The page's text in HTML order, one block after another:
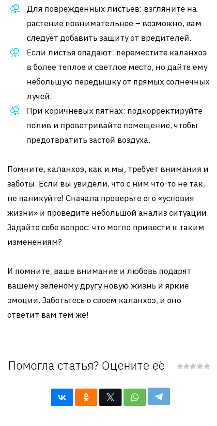
Для поврежденных листьев: взгляните на
растение повнимательнее – возможно, вам
следует добавить защиту от вредителей.
Если листья опадают: переместите каланхоэ
в более теплое и светлое место, но дайте ему
небольшую передышку от прямых солнечных
лучей.
При коричневых пятнах: подкорректируйте
полив и проветривайте помещение, чтобы
предотвратить застой воздуха.
Помните, каланхоэ, как и мы, требует внимания и
заботы. Если вы увидели, что с ним что-то не так,
не паникуйте! Сначала проверьте его «условия
жизни» и проведите небольшой анализ ситуации.
Задайте себе вопрос: что могло привести к таким
изменениям?
И помните, ваше внимание и любовь подарят
вашему зеленому другу новую жизнь и яркие
эмоции. Заботьтесь о своем каланхоэ, и оно
ответит вам тем же!
Помогла статья? Оцените её